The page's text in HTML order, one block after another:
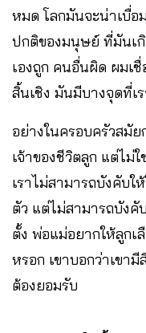
หมด โลกมันจะน่าเบื่อ
ปกติของมนุษย์ ที่มันเ
เองถูก คนอื่นผิด ผมเ
สิ้นเชิง มันมีบางจุดที่เ
อย่างในครอบครัวสมั
เจ้าของชีวิตลูก แต่ไม่
เราไม่สามารถบังคับใ
ตัว แต่ไม่สามารถบังคั
ตั้ง พ่อแม่อยากให้ลูกเ
หรอก เขาบอกว่าเขา
ต้องยอมรับ